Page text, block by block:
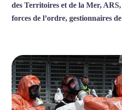
des Territoires et de la Mer, ARS,
forces de l’ordre, gestionnaires